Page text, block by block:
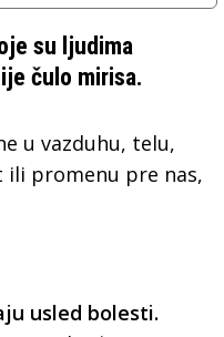
su ljudima
čulo mirisa.
u vazduhu, telu,
ili promenu pre nas,
usled bolesti.